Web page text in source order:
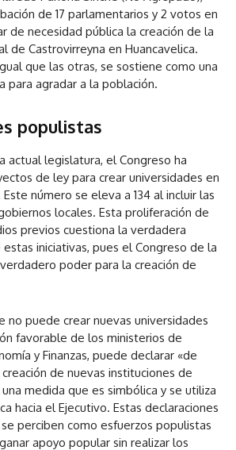
de 17 parlamentarios y 2 votos en
de necesidad pública la creación de la
de Castrovirreyna en Huancavelica.
que las otras, se sostiene como una
para agradar a la población.
populistas
actual legislatura, el Congreso ha
de ley para crear universidades en
número se eleva a 134 al incluir las
locales. Esta proliferación de
previos cuestiona la verdadera
iniciativas, pues el Congreso de la
poder para la creación de
no puede crear nuevas universidades
favorable de los ministerios de
y Finanzas, puede declarar «de
de nuevas instituciones de
medida que es simbólica y se utiliza
hacia el Ejecutivo. Estas declaraciones
perciben como esfuerzos populistas
apoyo popular sin realizar los